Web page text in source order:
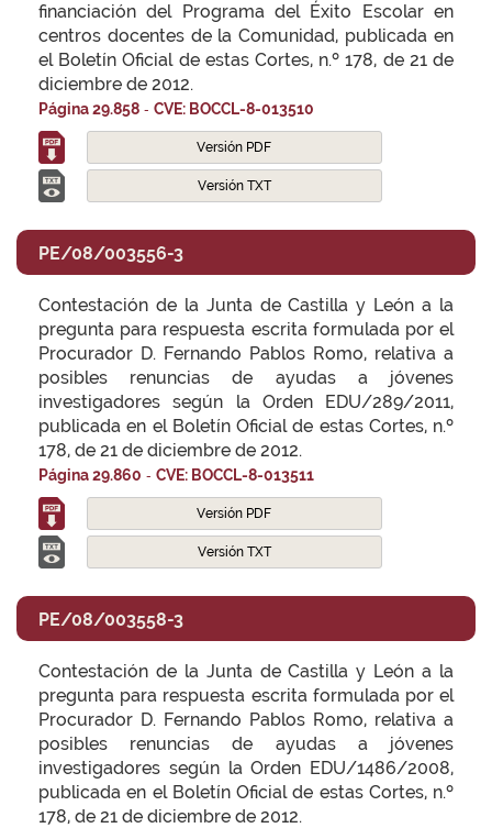
financiación del Programa del Éxito Escolar en
centros docentes de la Comunidad, publicada en
el Boletín Oficial de estas Cortes, n.º 178, de 21 de
diciembre de 2012.
Página 29.858 - CVE: BOCCL-8-013510
Versión PDF
Versión TXT
PE/08/003556-3
Contestación de la Junta de Castilla y León a la
pregunta para respuesta escrita formulada por el
Procurador D. Fernando Pablos Romo, relativa a
posibles renuncias de ayudas a jóvenes
investigadores según la Orden EDU/289/2011,
publicada en el Boletín Oficial de estas Cortes, n.º
178, de 21 de diciembre de 2012.
Página 29.860 - CVE: BOCCL-8-013511
Versión PDF
Versión TXT
PE/08/003558-3
Contestación de la Junta de Castilla y León a la
pregunta para respuesta escrita formulada por el
Procurador D. Fernando Pablos Romo, relativa a
posibles renuncias de ayudas a jóvenes
investigadores según la Orden EDU/1486/2008,
publicada en el Boletín Oficial de estas Cortes, n.º
178, de 21 de diciembre de 2012.